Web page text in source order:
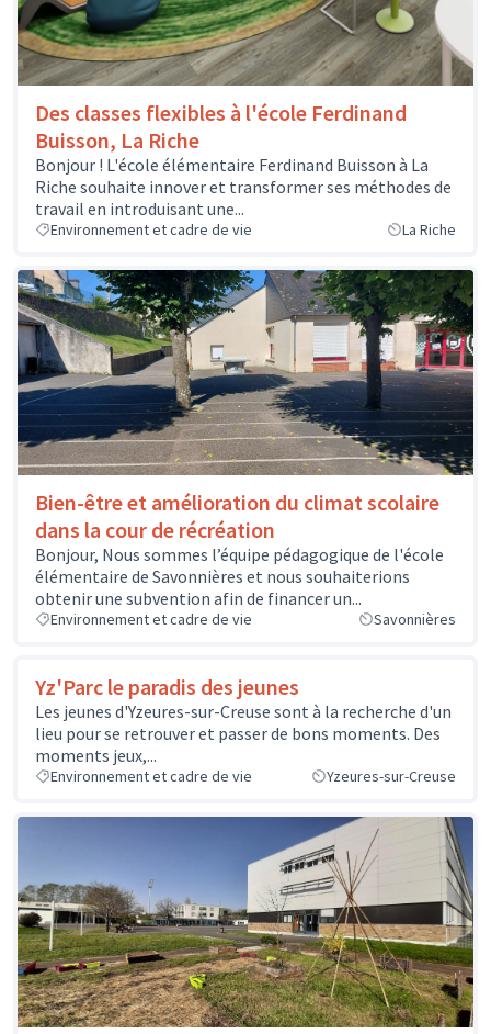
Des classes flexibles à l'école Ferdinand
Buisson, La Riche
Bonjour ! L'école élémentaire Ferdinand Buisson à La
Riche souhaite innover et transformer ses méthodes de
travail en introduisant une...
Environnement et cadre de vie La Riche
Bien-être et amélioration du climat scolaire
dans la cour de récréation
Bonjour, Nous sommes l’équipe pédagogique de l'école
élémentaire de Savonnières et nous souhaiterions
obtenir une subvention afin de financer un...
Environnement et cadre de vie Savonnières
Yz'Parc le paradis des jeunes
Les jeunes d'Yzeures-sur-Creuse sont à la recherche d'un
lieu pour se retrouver et passer de bons moments. Des
moments jeux,...
Environnement et cadre de vie Yzeures-sur-Creuse